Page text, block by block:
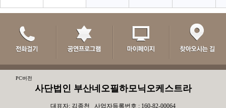
PC버전
사단법인 부산네오필하모닉오케스트라
대표자: 김종천 사업자등록번호 : 160-82-00064